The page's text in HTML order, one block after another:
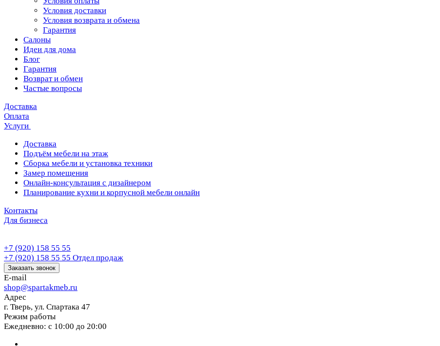
Условия доставки
Условия возврата и обмена
Гарантия
Салоны
Идеи для дома
Блог
Гарантия
Возврат и обмен
Частые вопросы
Доставка
Оплата
Услуги
Доставка
Подъём мебели на этаж
Сборка мебели и установка техники
Замер помещения
Онлайн-консультация с дизайнером
Планирование кухни и корпусной мебели онлайн
Контакты
Для бизнеса
+7 (920) 158 55 55
+7 (920) 158 55 55 Отдел продаж
Заказать звонок
E-mail
shop@spartakmeb.ru
Адрес
г. Тверь, ул. Спартака 47
Режим работы
Ежедневно: с 10:00 до 20:00